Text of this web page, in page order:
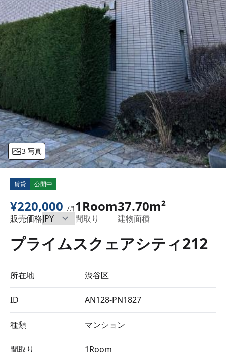
3 写真
賃貸 公開中
¥220,000 /月
販売価格
1Room
間取り
37.70m²
建物面積
プライムスクェアシティ212
所在地 渋谷区
ID AN128-PN1827
種類 マンション
間取り 1Room